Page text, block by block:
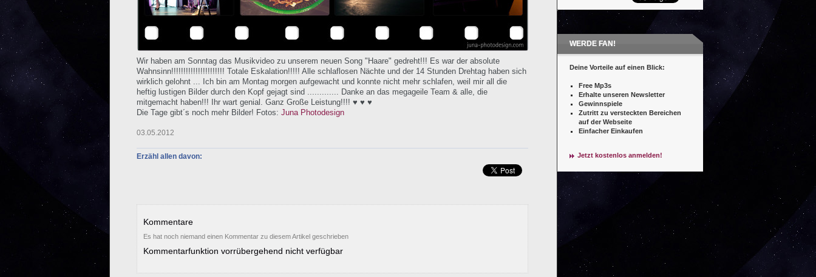
Wir haben am Sonntag das Musikvideo zu unserem neuen Song "Haare" gedreht!!! Es war der absolute
Wahnsinn!!!!!!!!!!!!!!!!!!!!!! Totale Eskalation!!!!! Alle schlaflosen Nächte und der 14 Stunden Drehtag haben sich
wirklich gelohnt ... Ich bin am Montag morgen aufgewacht und konnte nicht mehr schlafen, weil mir all die
heftig lustigen Bilder durch den Kopf gejagt sind ............. Danke an das megageile Team & alle, die
mitgemacht haben!!! Ihr wart genial. Ganz Große Leistung!!!! ♥ ♥ ♥
Die Tage gibt´s noch mehr Bilder! Fotos: Juna Photodesign
03.05.2012
Erzähl allen davon:
Kommentare
Es hat noch niemand einen Kommentar zu diesem Artikel geschrieben
Kommentarfunktion vorrübergehend nicht verfügbar
WERDE FAN!
Deine Vorteile auf einen Blick:
Free Mp3s
Erhalte unseren Newsletter
Gewinnspiele
Zutritt zu versteckten Bereichen
auf der Webseite
Einfacher Einkaufen
Jetzt kostenlos anmelden!